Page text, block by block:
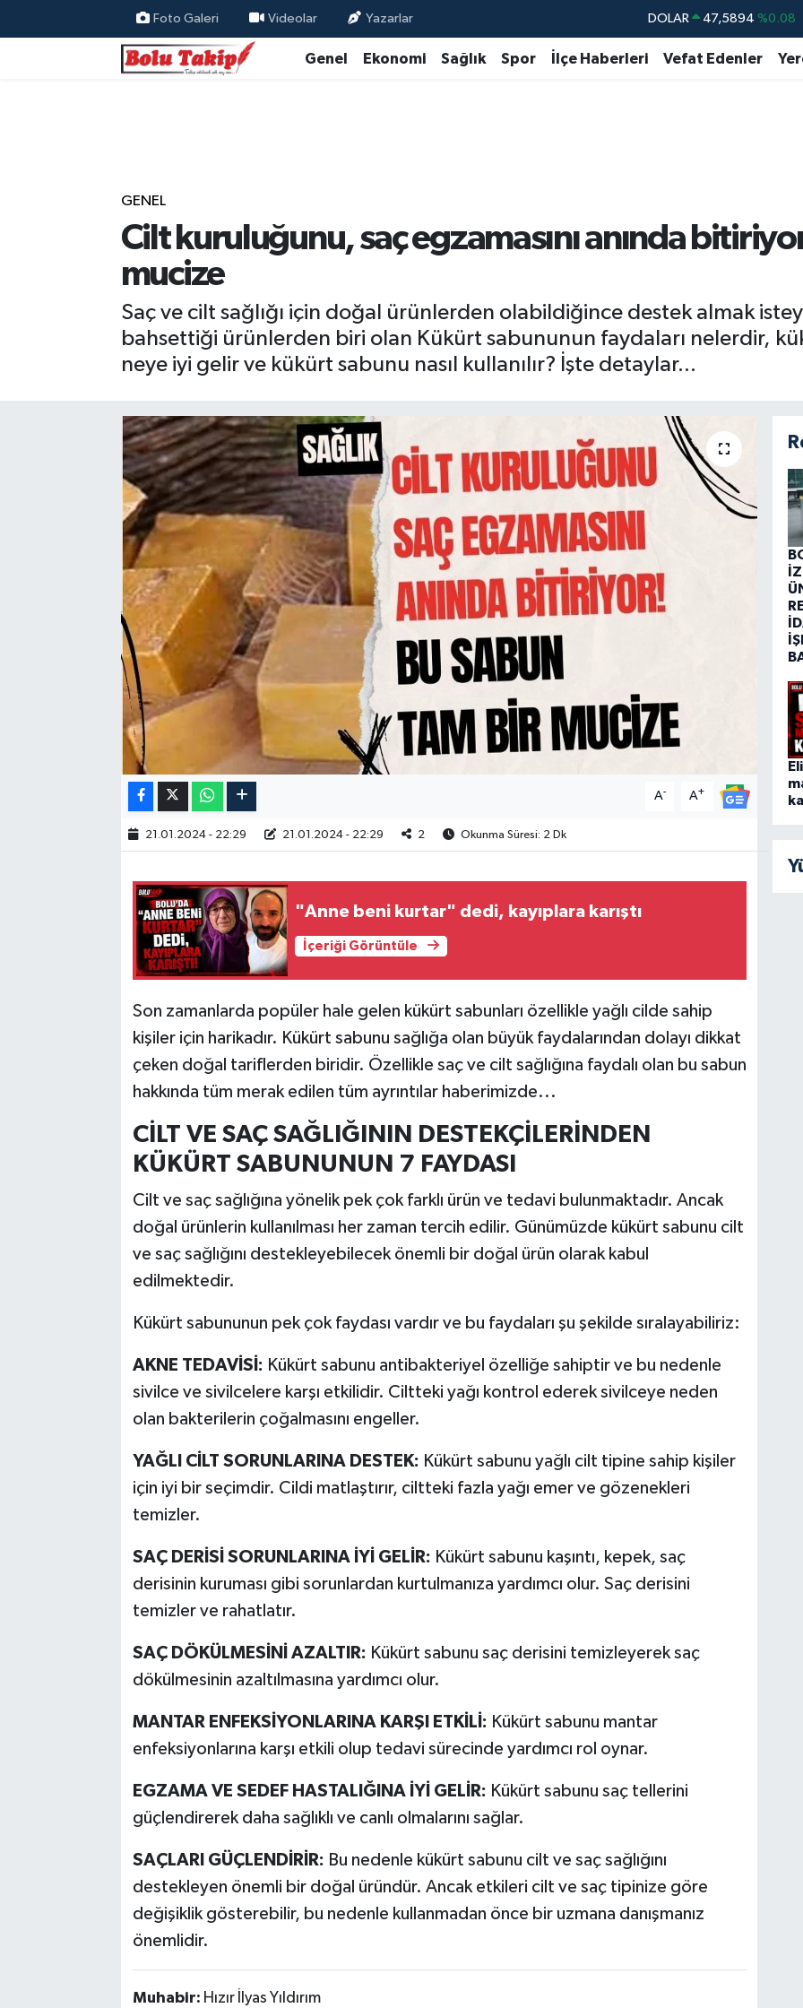
Foto Galeri Videolar Yazarlar DOLAR 47,5894 %0.08
EURO 55,0398 %-0.02
Genel Ekonomi Sağlık Spor İlçe Haberleri Vefat Edenler
GENEL
Cilt kuruluğunu, saç egzamasını anında
mucize
Saç ve cilt sağlığı için doğal ürünlerden olabildiğince destek almak
bahsettiği ürünlerden biri olan Kükürt sabununun faydaları nelerdir,
neye iyi gelir ve kükürt sabunu nasıl kullanılır? İşte detaylar...
A- A+
21.01.2024 - 22:29 21.01.2024 - 22:29 2 Okunma Süresi: 2 Dk
"Anne beni kurtar" dedi, kayıplara karıştı
İçeriği Görüntüle
Son zamanlarda popüler hale gelen kükürt sabunları özellikle yağlı cilde sahip
kişiler için harikadır. Kükürt sabunu sağlığa olan büyük faydalarından dolayı dikkat
çeken doğal tariflerden biridir. Özellikle saç ve cilt sağlığına faydalı olan bu sabun
hakkında tüm merak edilen tüm ayrıntılar haberimizde...
CİLT VE SAÇ SAĞLIĞININ DESTEKÇİLERİNDEN
KÜKÜRT SABUNUNUN 7 FAYDASI
Cilt ve saç sağlığına yönelik pek çok farklı ürün ve tedavi bulunmaktadır. Ancak
doğal ürünlerin kullanılması her zaman tercih edilir. Günümüzde kükürt sabunu cilt
ve saç sağlığını destekleyebilecek önemli bir doğal ürün olarak kabul
edilmektedir.
Kükürt sabununun pek çok faydası vardır ve bu faydaları şu şekilde sıralayabiliriz:
AKNE TEDAVİSİ: Kükürt sabunu antibakteriyel özelliğe sahiptir ve bu nedenle
sivilce ve sivilcelere karşı etkilidir. Ciltteki yağı kontrol ederek sivilceye neden
olan bakterilerin çoğalmasını engeller.
YAĞLI CİLT SORUNLARINA DESTEK: Kükürt sabunu yağlı cilt tipine sahip kişiler
için iyi bir seçimdir. Cildi matlaştırır, ciltteki fazla yağı emer ve gözenekleri
temizler.
SAÇ DERİSİ SORUNLARINA İYİ GELİR: Kükürt sabunu kaşıntı, kepek, saç
derisinin kuruması gibi sorunlardan kurtulmanıza yardımcı olur. Saç derisini
temizler ve rahatlatır.
SAÇ DÖKÜLMESİNİ AZALTIR: Kükürt sabunu saç derisini temizleyerek saç
dökülmesinin azaltılmasına yardımcı olur.
MANTAR ENFEKSİYONLARINA KARŞI ETKİLİ: Kükürt sabunu mantar
enfeksiyonlarına karşı etkili olup tedavi sürecinde yardımcı rol oynar.
EGZAMA VE SEDEF HASTALIĞINA İYİ GELİR: Kükürt sabunu saç tellerini
güçlendirerek daha sağlıklı ve canlı olmalarını sağlar.
SAÇLARI GÜÇLENDİRİR: Bu nedenle kükürt sabunu cilt ve saç sağlığını
destekleyen önemli bir doğal üründür. Ancak etkileri cilt ve saç tipinize göre
değişiklik gösterebilir, bu nedenle kullanmadan önce bir uzmana danışmanız
önemlidir.
Muhabir: Hızır İlyas Yıldırım